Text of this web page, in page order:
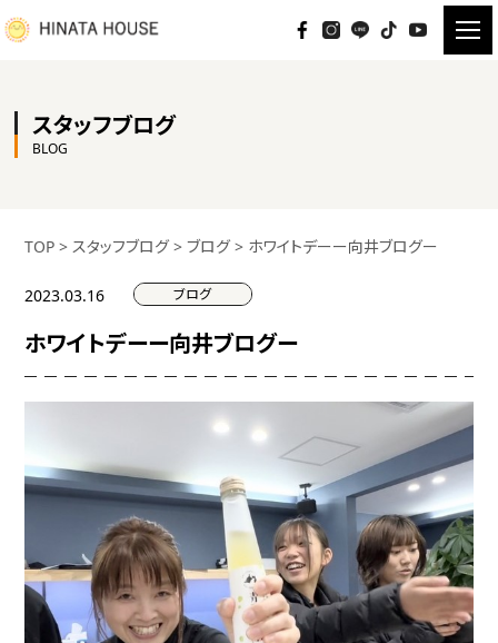
スタッフブログ
BLOG
TOP > スタッフブログ>ブログ> ホワイトデーー向井ブログー
2023.03.16 ブログ
ホワイトデーー向井ブログー